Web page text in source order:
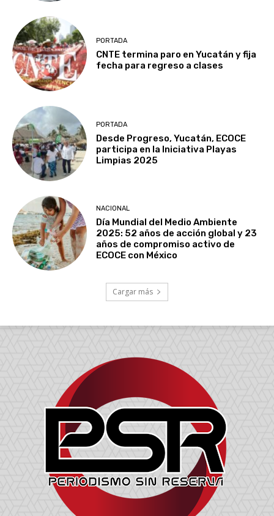
PORTADA
CNTE termina paro en Yucatán y fija
fecha para regreso a clases
PORTADA
Desde Progreso, Yucatán, ECOCE
participa en la Iniciativa Playas
Limpias 2025
NACIONAL
Día Mundial del Medio Ambiente
2025: 52 años de acción global y 23
años de compromiso activo de
ECOCE con México
Cargar más